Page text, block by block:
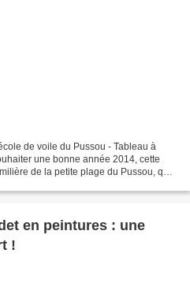
de voile du Pussou - Tableau à
une bonne année 2014, cette
de la petite plage du Pussou, qui
en peintures : une
!